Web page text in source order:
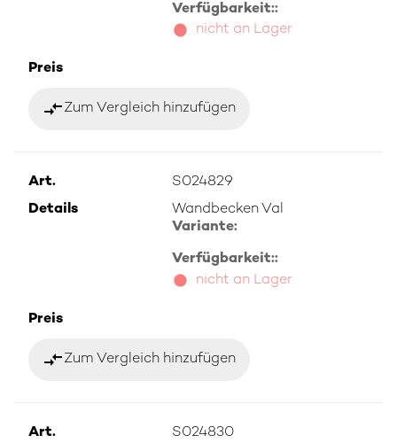
Verfügbarkeit::
nicht an Lager
Preis
compare_arrowsZum Vergleich hinzufügen
Art.
S024829
Details
Wandbecken Val
Variante:
Verfügbarkeit::
nicht an Lager
Preis
compare_arrowsZum Vergleich hinzufügen
Art.
S024830